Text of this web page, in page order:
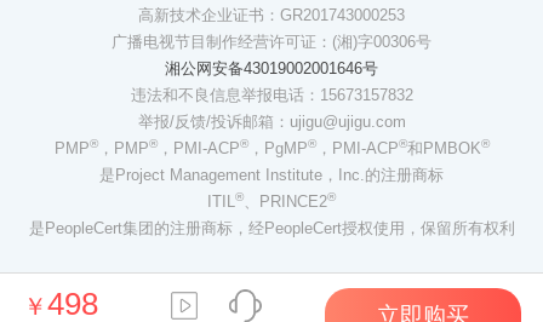
￥498 立即购买
高新技术企业证书：GR201743000253
广播电视节目制作经营许可证：(湘)字00306号
湘公网安备43019002001646号
违法和不良信息举报电话：15673157832
举报/反馈/投诉邮箱：ujigu@ujigu.com
PMP®，PMP®，PMI-ACP®，PgMP®，PMI-ACP®和PMBOK®
是Project Management Institute，Inc.的注册商标
ITIL®、PRINCE2®
是PeopleCert集团的注册商标，经PeopleCert授权使用，保留所有权利